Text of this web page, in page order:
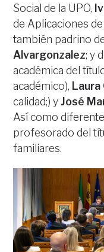
Social de la UPO,
de Aplicaciones
también padrino
Alvargonzalez; y
académica del
académico), Laura
calidad;) y José
Así como
profesorado del
familiares.